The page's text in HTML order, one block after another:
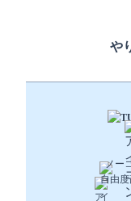
や
ノー
自由